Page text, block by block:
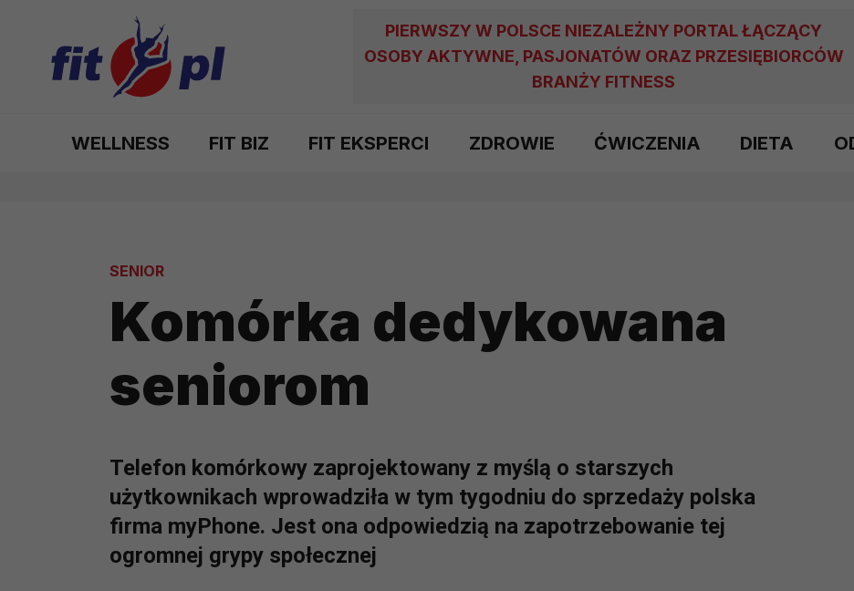
PIERWSZY W POLSCE NIEZALEŻNY PORTAL ŁĄCZĄCY
OSOBY AKTYWNE, PASJONATÓW ORAZ PRZESIĘBIORCÓW
BRANŻY FITNESS
WELLNESS FIT BIZ FIT EKSPERCI ZDROWIE ĆWICZENIA DIETA
SENIOR
Komórka dedykowana
seniorom
Telefon komórkowy zaprojektowany z myślą o starszych
użytkownikach wprowadziła w tym tygodniu do sprzedaży polska
firma myPhone. Jest ona odpowiedzią na zapotrzebowanie tej
ogromnej grypy społecznej